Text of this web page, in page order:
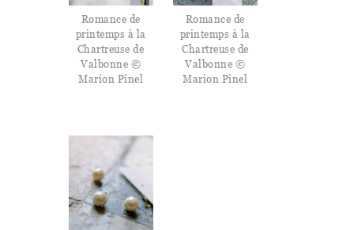
Romance de
printemps à la
Chartreuse de
Valbonne ©
Marion Pinel
Romance de
printemps à la
Chartreuse de
Valbonne ©
Marion Pinel